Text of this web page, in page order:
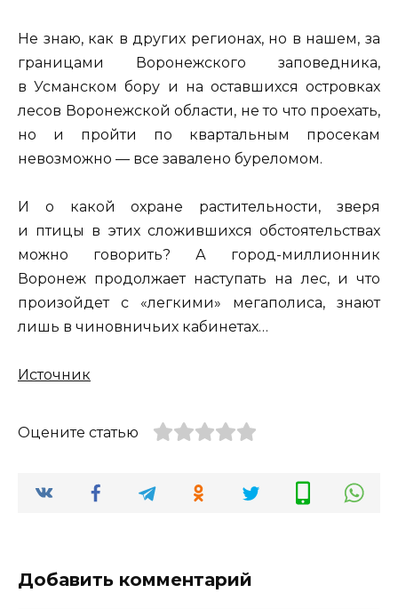
Не знаю, как в других регионах, но в нашем, за
границами Воронежского заповедника,
в Усманском бору и на оставшихся островках
лесов Воронежской области, не то что проехать,
но и пройти по квартальным просекам
невозможно — все завалено буреломом.
И о какой охране растительности, зверя
и птицы в этих сложившихся обстоятельствах
можно говорить? А город-миллионник
Воронеж продолжает наступать на лес, и что
произойдет с «легкими» мегаполиса, знают
лишь в чиновничьих кабинетах…
Источник
Оцените статью
Добавить комментарий